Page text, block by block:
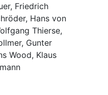
Friedrich
Hans von
Thierse,
Gunter
Wood, Klaus